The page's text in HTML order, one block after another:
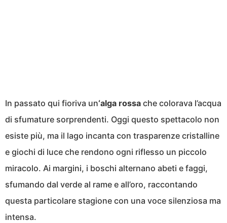
In passato qui fioriva un‘alga rossa che colorava l’acqua
di sfumature sorprendenti. Oggi questo spettacolo non
esiste più, ma il lago incanta con trasparenze cristalline
e giochi di luce che rendono ogni riflesso un piccolo
miracolo. Ai margini, i boschi alternano abeti e faggi,
sfumando dal verde al rame e all’oro, raccontando
questa particolare stagione con una voce silenziosa ma
intensa.